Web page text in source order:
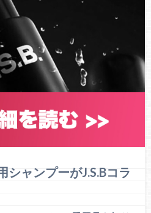
シャンプーがJ.S.Bコラ